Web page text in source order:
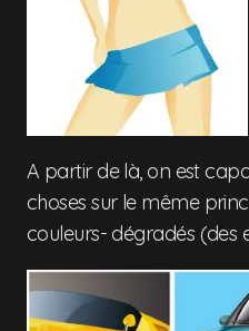
A partir de là, on est
choses sur le même
couleurs- dégradés (des